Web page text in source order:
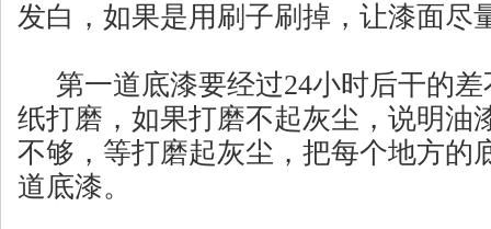
发白，如果是用刷子刷掉，让漆面尽
第一道底漆要经过24小时后干的差
纸打磨，如果打磨不起灰尘，说明油
不够，等打磨起灰尘，把每个地方的
道底漆。